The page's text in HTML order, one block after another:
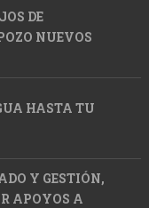
DE
NUEVOS
HASTA TU
Y GESTIÓN,
APOYOS A